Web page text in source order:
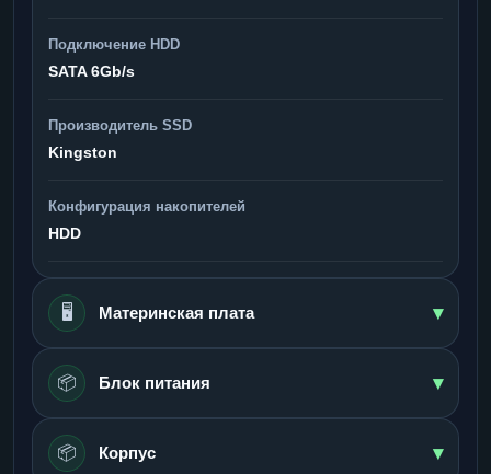
Подключение HDD
SATA 6Gb/s
Производитель SSD
Kingston
Конфигурация накопителей
HDD
🖥️ Материнская плата ▾
📦 Блок питания ▾
📦 Корпус ▾